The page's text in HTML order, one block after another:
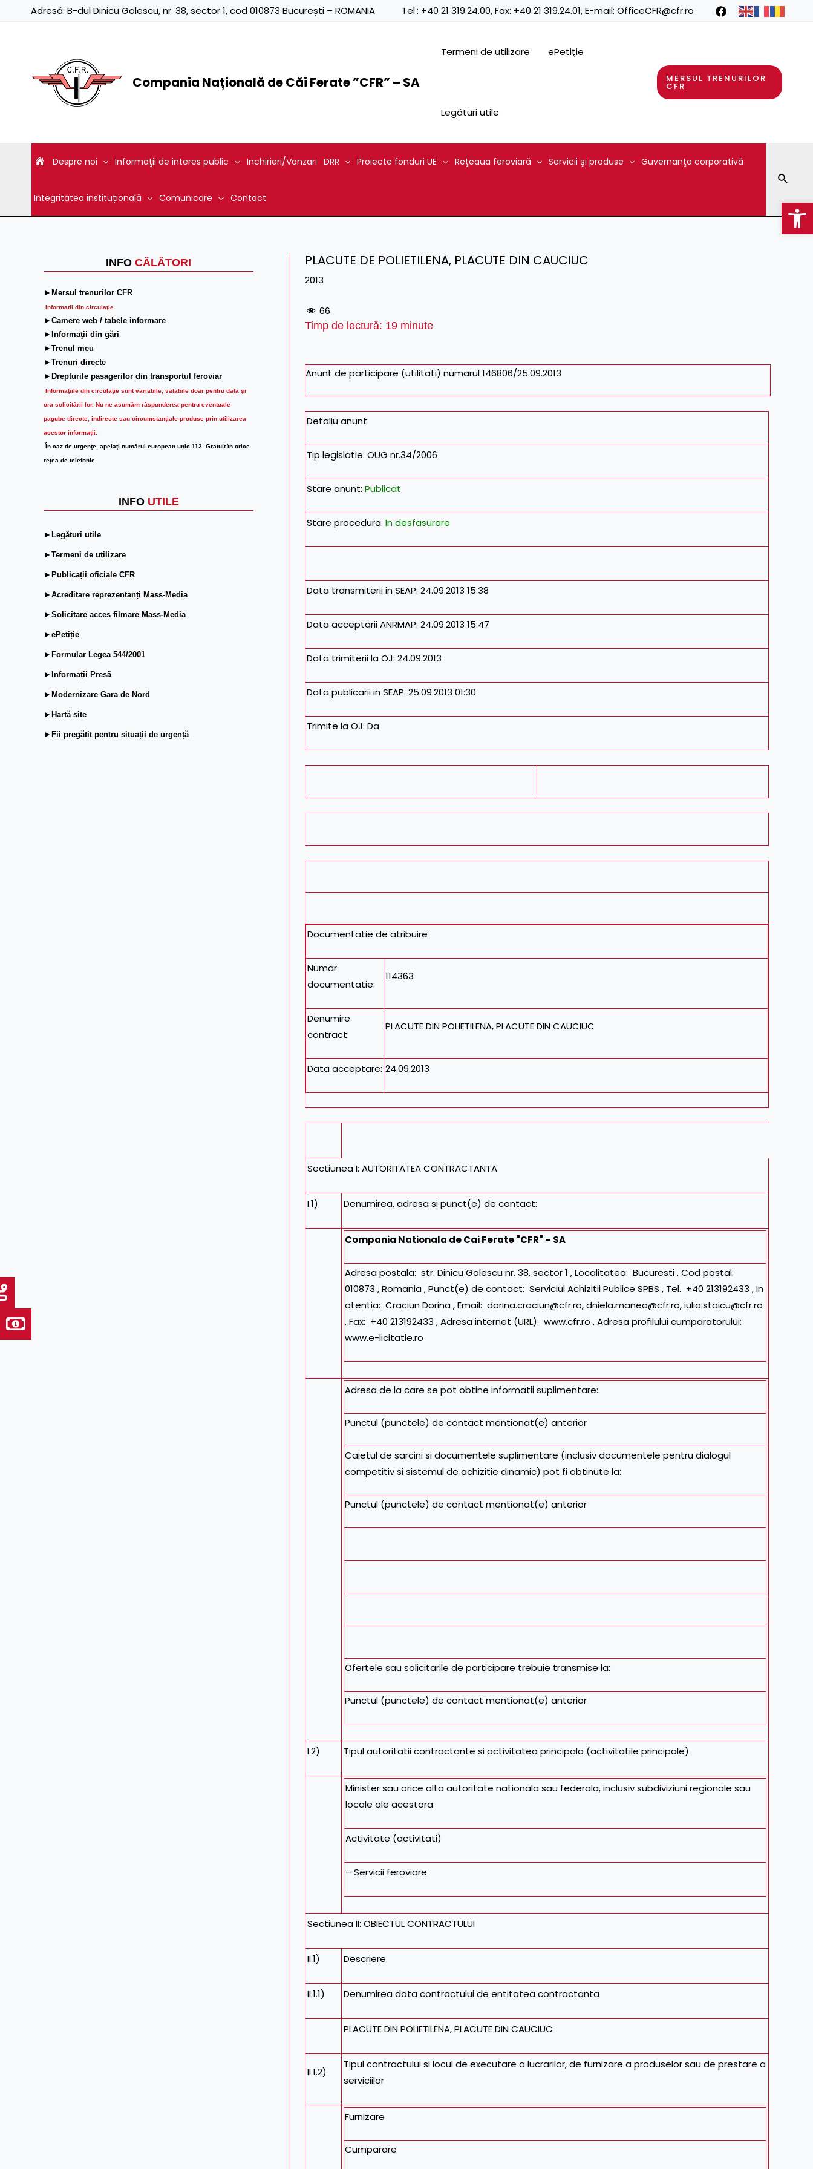
Adresă: B-dul Dinicu Golescu, nr. 38, sector 1, cod 010873 București – ROMANIA Tel.: +40 21 319.24.00, Fax: +40 21 319.24.01, E-mail: OfficeCFR@cfr.ro
Compania Națională de Căi Ferate ”CFR” – SA
Termeni de utilizare ePetiţie
Legături utile
MERSUL TRENURILOR
CFR
Despre noi Informaţii de interes public Inchirieri/Vanzari DRR Proiecte fonduri UE Reţeaua feroviară Servicii şi produse Guvernanţa corporativă
Integritatea instituțională Comunicare Contact
INFO CĂLĂTORI
►Mersul trenurilor CFR
Informatii din circulaţie
►Camere web / tabele informare
►Informaţii din gări
►Trenul meu
►Trenuri directe
►Drepturile pasagerilor din transportul feroviar
Informaţiile din circulaţie sunt variabile, valabile doar pentru data şi
ora solicitării lor. Nu ne asumăm răspunderea pentru eventuale
pagube directe, indirecte sau circumstanțiale produse prin utilizarea
acestor informații.
În caz de urgenţe, apelaţi numărul european unic 112. Gratuit în orice
reţea de telefonie.
INFO UTILE
►Legături utile
►Termeni de utilizare
►Publicații oficiale CFR
►Acreditare reprezentanți Mass-Media
►Solicitare acces filmare Mass-Media
►ePetiție
►Formular Legea 544/2001
►Informații Presă
►Modernizare Gara de Nord
►Hartă site
►Fii pregătit pentru situații de urgență
PLACUTE DE POLIETILENA, PLACUTE DIN CAUCIUC
2013
66
Timp de lectură: 19 minute
Anunt de participare (utilitati) numarul 146806/25.09.2013
Detaliu anunt
Tip legislatie: OUG nr.34/2006
Stare anunt: Publicat
Stare procedura: In desfasurare
Data transmiterii in SEAP: 24.09.2013 15:38
Data acceptarii ANRMAP: 24.09.2013 15:47
Data trimiterii la OJ: 24.09.2013
Data publicarii in SEAP: 25.09.2013 01:30
Trimite la OJ: Da
Documentatie de atribuire
Numar
documentatie:
114363
Denumire
contract:
PLACUTE DIN POLIETILENA, PLACUTE DIN CAUCIUC
Data acceptare: 24.09.2013
Sectiunea I: AUTORITATEA CONTRACTANTA
I.1) Denumirea, adresa si punct(e) de contact:
Compania Nationala de Cai Ferate "CFR" – SA
Adresa postala: str. Dinicu Golescu nr. 38, sector 1 , Localitatea: Bucuresti , Cod postal:
010873 , Romania , Punct(e) de contact: Serviciul Achizitii Publice SPBS , Tel. +40 213192433 , In
atentia: Craciun Dorina, Email: dorina.craciun@cfr.ro, dniela.manea@cfr.ro, iulia.staicu@cfr.ro
, Fax: +40 213192433 , Adresa internet (URL): www.cfr.ro , Adresa profilului cumparatorului:
www.e-licitatie.ro
Adresa de la care se pot obtine informatii suplimentare:
Punctul (punctele) de contact mentionat(e) anterior
Caietul de sarcini si documentele suplimentare (inclusiv documentele pentru dialogul
competitiv si sistemul de achizitie dinamic) pot fi obtinute la:
Punctul (punctele) de contact mentionat(e) anterior
Ofertele sau solicitarile de participare trebuie transmise la:
Punctul (punctele) de contact mentionat(e) anterior
I.2) Tipul autoritatii contractante si activitatea principala (activitatile principale)
Minister sau orice alta autoritate nationala sau federala, inclusiv subdiviziuni regionale sau
locale ale acestora
Activitate (activitati)
– Servicii feroviare
Sectiunea II: OBIECTUL CONTRACTULUI
II.1) Descriere
II.1.1) Denumirea data contractului de entitatea contractanta
PLACUTE DIN POLIETILENA, PLACUTE DIN CAUCIUC
II.1.2)
Tipul contractului si locul de executare a lucrarilor, de furnizare a produselor sau de prestare a
serviciilor
Furnizare
Cumparare